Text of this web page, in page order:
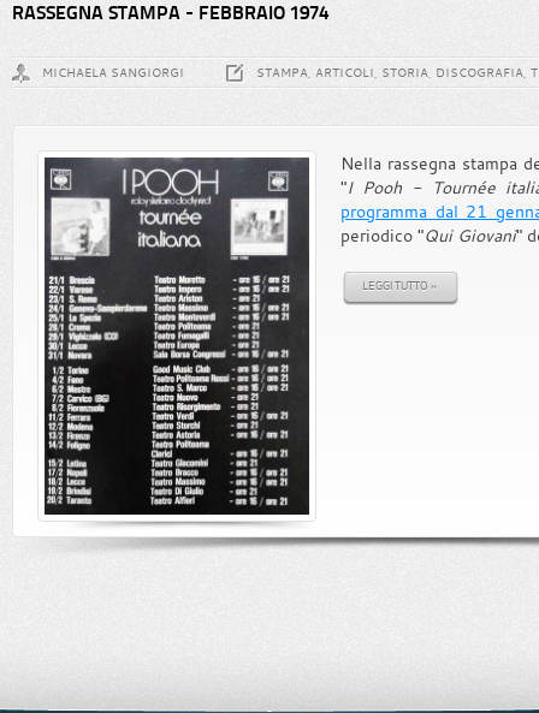
RASSEGNA STAMPA - FEBBRAIO 1974
MICHAELA SANGIORGI STAMPA, ARTICOLI, STORIA, DISCOGRAFIA,
Nella rassegna stampa
"I Pooh - Tournée
programma dal 21
periodico "Qui Giovani"
LEGGI TUTTO »